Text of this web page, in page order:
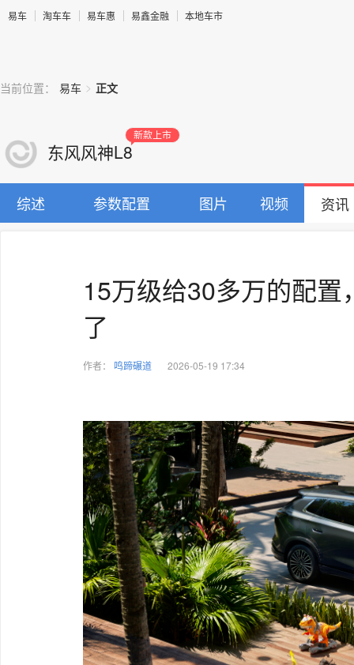
易车 淘车车 易车惠 易鑫金融 本地车市
当前位置： 易车 > 正文
东风风神L8
新款上市
综述 参数配置 图片 视频 资讯
15万级给30多万的配
了
作者： 鸣蹄碾道 2026-05-19 17:34